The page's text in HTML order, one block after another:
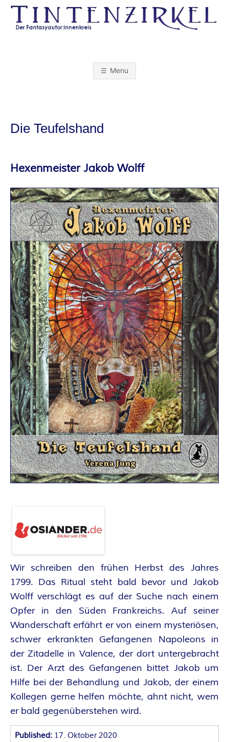
Skip
content
T
N
Z
I
R
K
E
L
–
D
E
R
F
A
N
T
A
S
Y
A
U
T
O
R
Menu
Die Teufelshand
Hexenmeister Jakob Wolff
Wir schreiben den frühen Herbst des Jahres
1799. Das Ritual steht bald bevor und Jakob
Wolff verschlägt es auf der Suche nach einem
Opfer in den Süden Frankreichs. Auf seiner
Wanderschaft erfährt er von einem mysteriösen,
schwer erkrankten Gefangenen Napoleons in
der Zitadelle in Valence, der dort untergebracht
ist. Der Arzt des Gefangenen bittet Jakob um
Hilfe bei der Behandlung und Jakob, der einem
Kollegen gerne helfen möchte, ahnt nicht, wem
er bald gegenüberstehen wird.
Published: 17. Oktober 2020